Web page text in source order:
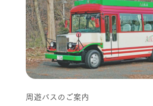
周遊バスのご案内